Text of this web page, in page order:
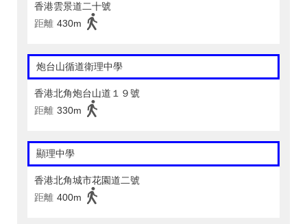
香港雲景道二十號
距離 430m
炮台山循道衛理中學
香港北角炮台山道１９號
距離 330m
顯理中學
香港北角城市花園道二號
距離 400m